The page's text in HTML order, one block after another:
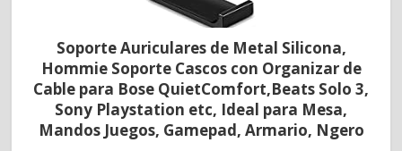
Soporte Auriculares de Metal Silicona,
Hommie Soporte Cascos con Organizar de
Cable para Bose QuietComfort,Beats Solo 3,
Sony Playstation etc, Ideal para Mesa,
Mandos Juegos, Gamepad, Armario, Ngero